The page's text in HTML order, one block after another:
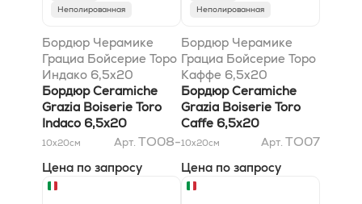
Неполированная
Бордюр Черамике
Грациа Бойсерие Торо
Индако 6,5x20
Бордюр Ceramiche
Grazia Boiserie Toro
Indaco 6,5x20
10x20см Арт. TO08-
Цена по запросу
Неполированная
Бордюр Черамике
Грациа Бойсерие Торо
Каффе 6,5x20
Бордюр Ceramiche
Grazia Boiserie Toro
Caffe 6,5x20
10x20см Арт. TO07
Цена по запросу